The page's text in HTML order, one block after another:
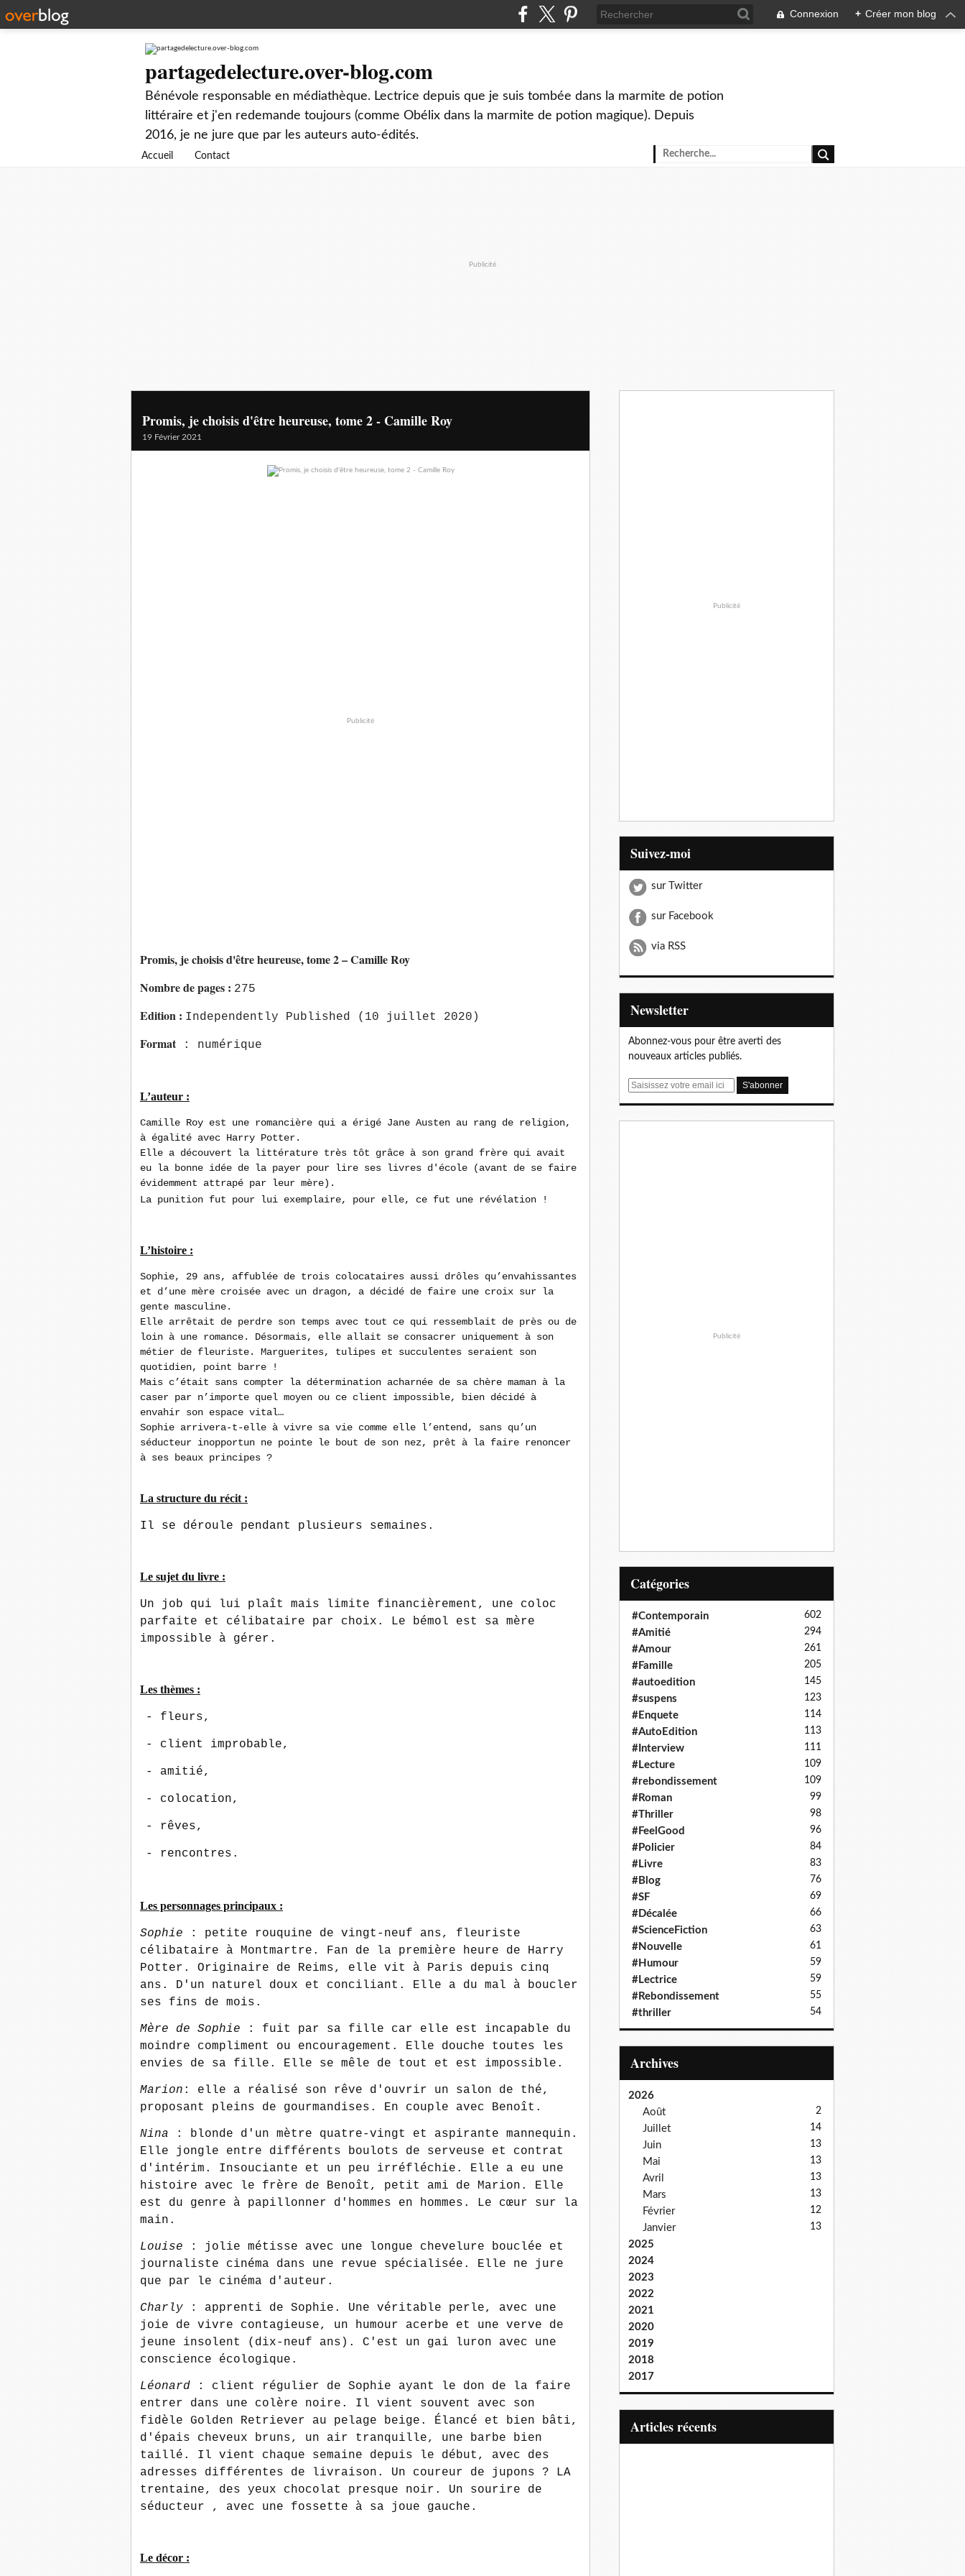
Connexion + Créer mon blog
partagedelecture.over-blog.com
Bénévole responsable en médiathèque. Lectrice depuis que je suis tombée dans la marmite de potion
littéraire et j'en redemande toujours (comme Obélix dans la marmite de potion magique). Depuis
2016, je ne jure que par les auteurs auto-édités.
Accueil Contact
Publicité
Promis, je choisis d'être heureuse, tome 2 - Camille Roy
19 Février 2021
Publicité
Promis, je choisis d'être heureuse, tome 2 – Camille Roy
Nombre de pages : 275
Edition : Independently Published (10 juillet 2020)
Format : numérique
L’auteur :
Camille Roy est une romancière qui a érigé Jane Austen au rang de religion,
à égalité avec Harry Potter.
Elle a découvert la littérature très tôt grâce à son grand frère qui avait
eu la bonne idée de la payer pour lire ses livres d'école (avant de se faire
évidemment attrapé par leur mère).
La punition fut pour lui exemplaire, pour elle, ce fut une révélation !
L’histoire :
Sophie, 29 ans, affublée de trois colocataires aussi drôles qu’envahissantes
et d’une mère croisée avec un dragon, a décidé de faire une croix sur la
gente masculine.
Elle arrêtait de perdre son temps avec tout ce qui ressemblait de près ou de
loin à une romance. Désormais, elle allait se consacrer uniquement à son
métier de fleuriste. Marguerites, tulipes et succulentes seraient son
quotidien, point barre !
Mais c’était sans compter la détermination acharnée de sa chère maman à la
caser par n’importe quel moyen ou ce client impossible, bien décidé à
envahir son espace vital…
Sophie arrivera-t-elle à vivre sa vie comme elle l’entend, sans qu’un
séducteur inopportun ne pointe le bout de son nez, prêt à la faire renoncer
à ses beaux principes ?
La structure du récit :
Il se déroule pendant plusieurs semaines.
Le sujet du livre :
Un job qui lui plaît mais limite financièrement, une coloc
parfaite et célibataire par choix. Le bémol est sa mère
impossible à gérer.
Les thèmes :
- fleurs,
- client improbable,
- amitié,
- colocation,
- rêves,
- rencontres.
Les personnages principaux :
Sophie
: petite rouquine de vingt-neuf ans, fleuriste
célibataire à Montmartre. Fan de la première heure de Harry
Potter. Originaire de Reims, elle vit à Paris depuis cinq
ans. D'un naturel doux et conciliant. Elle a du mal à boucler
ses fins de mois.
Mère de Sophie
: fuit par sa fille car elle est incapable du
moindre compliment ou encouragement. Elle douche toutes les
envies de sa fille. Elle se mêle de tout et est impossible.
Marion : elle a réalisé son rêve d'ouvrir un salon de thé,
proposant pleins de gourmandises. En couple avec Benoît.
Nina
: blonde d'un mètre quatre-vingt et aspirante mannequin.
Elle jongle entre différents boulots de serveuse et contrat
d'intérim. Insouciante et un peu irréfléchie. Elle a eu une
histoire avec le frère de Benoît, petit ami de Marion. Elle
est du genre à papillonner d'hommes en hommes. Le cœur sur la
main.
Louise
: jolie métisse avec une longue chevelure bouclée et
journaliste cinéma dans une revue spécialisée. Elle ne jure
que par le cinéma d'auteur.
Charly
: apprenti de Sophie. Une véritable perle, avec une
joie de vivre contagieuse, un humour acerbe et une verve de
jeune insolent (dix-neuf ans). C'est un gai luron avec une
conscience écologique.
Léonard
: client régulier de Sophie ayant le don de la faire
entrer dans une colère noire. Il vient souvent avec son
fidèle Golden Retriever au pelage beige. Élancé et bien bâti,
d'épais cheveux bruns, un air tranquille, une barbe bien
taillé. Il vient chaque semaine depuis le début, avec des
adresses différentes de livraison. Un coureur de jupons ? LA
trentaine, des yeux chocolat presque noir. Un sourire de
séducteur , avec une fossette à sa joue gauche.
Le décor :
Publicité
Suivez-moi
sur Twitter
sur Facebook
via RSS
Newsletter
Abonnez-vous pour être averti des
nouveaux articles publiés.
E
Publicité
Catégories
#Contemporain 602
#Amitié 294
#Amour 261
#Famille 205
#autoedition 145
#suspens 123
#Enquete 114
#AutoEdition 113
#Interview 111
#Lecture 109
#rebondissement 109
#Roman 99
#Thriller 98
#FeelGood 96
#Policier 84
#Livre 83
#Blog 76
#SF 69
#Décalée 66
#ScienceFiction 63
#Nouvelle 61
#Humour 59
#Lectrice 59
#Rebondissement 55
#thriller 54
Archives
2026
Août
2
Juillet 14
Juin 13
Mai 13
Avril 13
Mars 13
Février 12
Janvier 13
2025
2024
2023
2022
2021
2020
2019
2018
2017
articles récents